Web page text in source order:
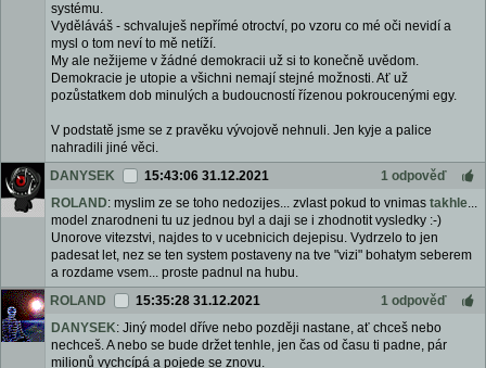
systému.
Vyděláváš - schvaluješ nepřímé otroctví, po vzoru co mé oči nevidí a
mysl o tom neví to mě netíží.
My ale nežijeme v žádné demokracii už si to konečně uvědom.
Demokracie je utopie a všichni nemají stejné možnosti. Ať už
pozůstatkem dob minulých a budoucností řízenou pokroucenými egy.
V podstatě jsme se z pravěku vývojově nehnuli. Jen kyje a palice
nahradili jiné věci.
DANYSEK
15:43:06 31.12.2021
1 odpověď
ROLAND: myslim ze se toho nedozijes... zvlast pokud to vnimas takhle...
model znarodneni tu uz jednou byl a daji se i zhodnotit vysledky :-)
Unorove vitezstvi, najdes to v ucebnicich dejepisu. Vydrzelo to jen
padesat let, nez se ten system postaveny na tve "vizi" bohatym seberem
a rozdame vsem... proste padnul na hubu.
ROLAND
15:35:28 31.12.2021
1 odpověď
DANYSEK: Jiný model dříve nebo později nastane, ať chceš nebo
nechceš. A nebo se bude držet tenhle, jen čas od času ti padne, pár
milionů vychcípá a pojede se znovu.